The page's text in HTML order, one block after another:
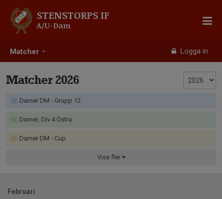
Matcher Logga in
STENSTORPS IF
A/U-Dam
Matcher 2026
Damer DM - Grupp 12
Damer, Div 4 Östra
Damer DM - Cup
Visa fler
Februari